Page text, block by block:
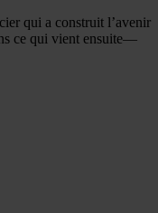
qui a construit l’avenir
ce qui vient ensuite—